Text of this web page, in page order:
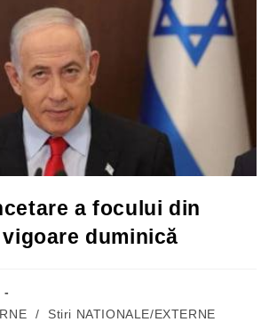
a focului din
duminică
/ Stiri NATIONALE/EXTERNE